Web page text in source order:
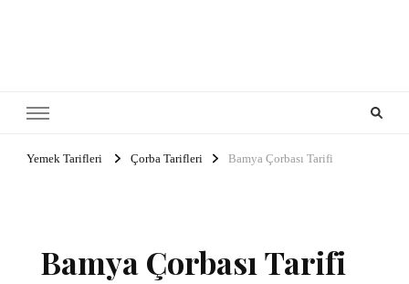
Yemek Tarifleri Çorba Tarifleri Bamya Çorbası Tarifi
Bamya Çorbası Tarifi